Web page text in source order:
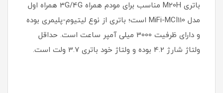
باتری M20H مناسب برای مودم همراه 3G/4G همراه اول
مدل MiFi-MCI110 است؛ باتری از نوع لیتیوم-پلیمری بوده
و دارای ظرفیت 3000 میلی آمپر ساعت است. حداقل
ولتاژ شارژ 4.2 بوده و ولتاژ خود باتری 3.7 ولت است.